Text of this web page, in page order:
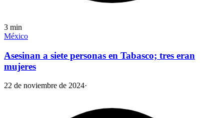
3 min
México
Asesinan a siete personas en Tabasco; tres eran
mujeres
22 de noviembre de 2024·